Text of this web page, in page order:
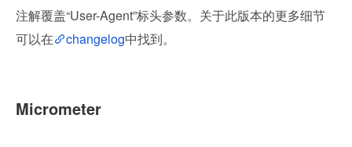
注解覆盖“User-Agent”标头参数。关于此版本的更多细节
可以在
changelog中找到。
Micrometer